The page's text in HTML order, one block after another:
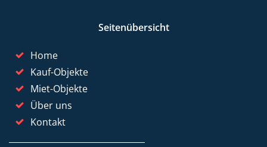
Seitenübersicht
Home
Kauf-Objekte
Miet-Objekte
Über uns
Kontakt